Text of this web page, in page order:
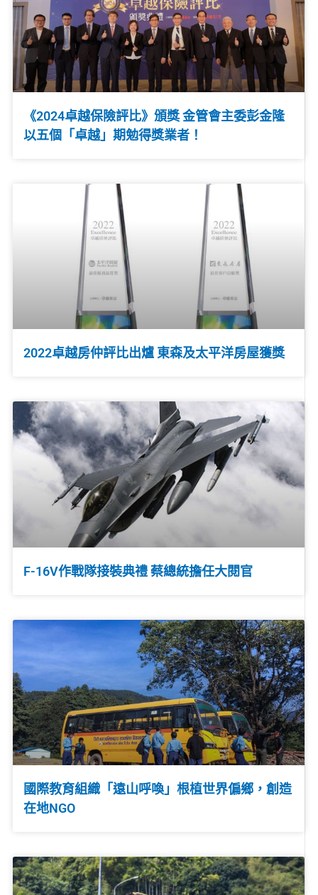
《2024卓越保險評比》頒獎 金管會主委彭金隆
以五個「卓越」期勉得獎業者！
2022卓越房仲評比出爐 東森及太平洋房屋獲獎
F-16V作戰隊接裝典禮 蔡總統擔任大閱官
國際教育組織「遠山呼喚」根植世界偏鄉，創造
在地NGO